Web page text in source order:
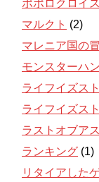
ポポロクロイ
マルクト (2)
マレニア国の
モンスターハ
ライフイズス
ライフイズス
ラストオブア
ランキング (1)
リタイアした